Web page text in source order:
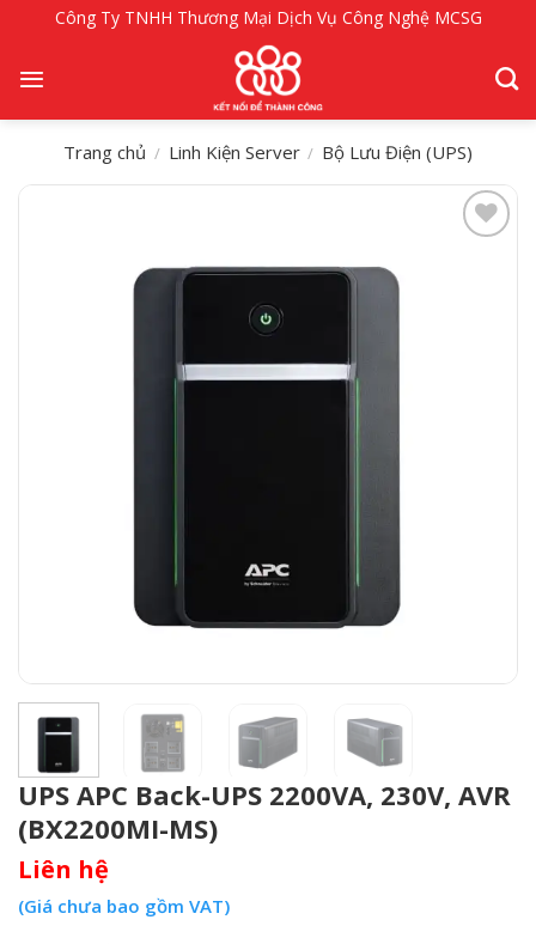
nội
Công Ty TNHH Thương Mại Dịch Vụ Công Nghệ MCSG
Trang chủ / Linh Kiện Server / Bộ Lưu Điện (UPS)
UPS APC Back-UPS 2200VA, 230V, AVR
(BX2200MI-MS)
Liên hệ
(Giá chưa bao gồm VAT)